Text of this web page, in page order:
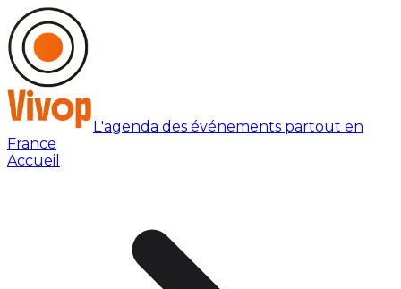
L'agenda des événements partout en
France
Accueil